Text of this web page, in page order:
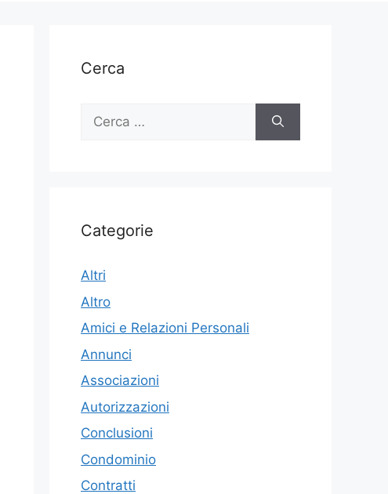
Cerca
Ricerca
Categorie
Altri
Altro
Amici e Relazioni Personali
Annunci
Associazioni
Autorizzazioni
Conclusioni
Condominio
Contratti